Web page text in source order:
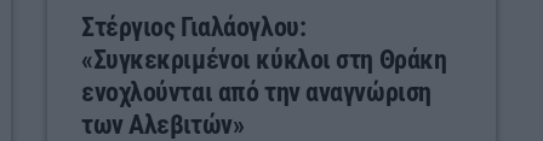
Στέργιος Γιαλάογλου:
«Συγκεκριμένοι κύκλοι στη Θράκη
ενοχλούνται από την αναγνώριση
των Αλεβιτών»